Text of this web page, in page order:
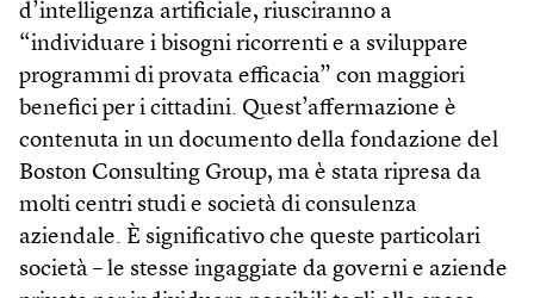
d’intelligenza artificiale, riusciranno a
“individuare i bisogni ricorrenti e a sviluppare
programmi di provata efficacia” con maggiori
benefici per i cittadini. Quest’affermazione è
contenuta in un documento della fondazione del
Boston Consulting Group, ma è stata ripresa da
molti centri studi e società di consulenza
aziendale. È significativo che queste particolari
società – le stesse ingaggiate da governi e aziende